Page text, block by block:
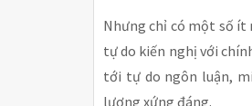
Nhưng chỉ có một số ít
tự do kiến nghị với
tới tự do ngôn luận,
lương xứng đáng.